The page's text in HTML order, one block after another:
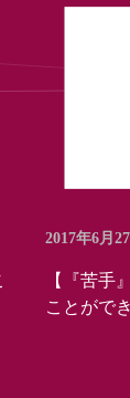
2017年6月
【『苦手
ことがで